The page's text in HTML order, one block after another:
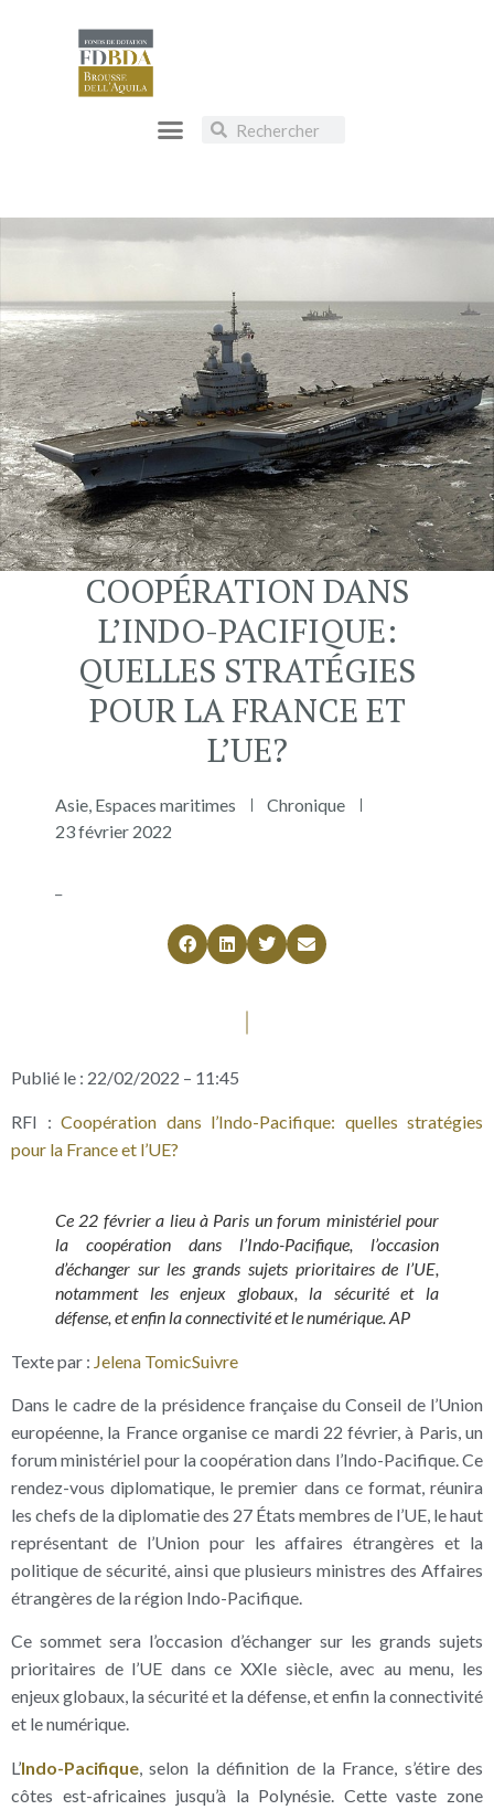
COOPÉRATION DANS
L’INDO-PACIFIQUE:
QUELLES STRATÉGIES
POUR LA FRANCE ET
L’UE?
Asie Espaces maritimes
Chronique
23 février 2022
Publié le : 22/02/2022 – 11:45
RFI : Coopération dans l’Indo-Pacifique: quelles stratégies
pour la France et l’UE?
Ce 22 février a lieu à Paris un forum ministériel pour
la coopération dans l’Indo-Pacifique, l’occasion
d’échanger sur les grands sujets prioritaires de l’UE,
notamment les enjeux globaux, la sécurité et la
défense, et enfin la connectivité et le numérique. AP
Texte par : Jelena TomicSuivre
Dans le cadre de la présidence française du Conseil de l’Union
européenne, la France organise ce mardi 22 février, à Paris, un
forum ministériel pour la coopération dans l’Indo-Pacifique. Ce
rendez-vous diplomatique, le premier dans ce format, réunira
les chefs de la diplomatie des 27 États membres de l’UE, le haut
représentant de l’Union pour les affaires étrangères et la
politique de sécurité, ainsi que plusieurs ministres des Affaires
étrangères de la région Indo-Pacifique.
Ce sommet sera l’occasion d’échanger sur les grands sujets
prioritaires de l’UE dans ce XXIe siècle, avec au menu, les
enjeux globaux, la sécurité et la défense, et enfin la connectivité
et le numérique.
L’Indo-Pacifique , selon la définition de la France, s’étire des
côtes est-africaines jusqu’à la Polynésie. Cette vaste zone